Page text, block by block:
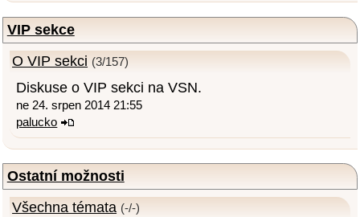
VIP sekce
O VIP sekci (3/157)
Diskuse o VIP sekci na VSN.
ne 24. srpen 2014 21:55
palucko
Ostatní možnosti
Všechna témata (-/-)